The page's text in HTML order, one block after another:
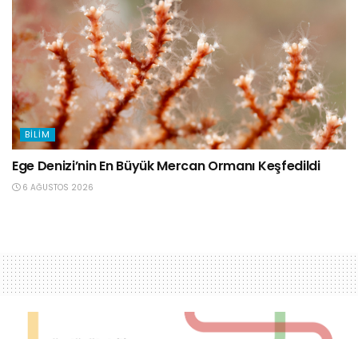
BILIM
Ege Denizi’nin En Büyük Mercan Ormanı Keşfedildi
6 AĞUSTOS 2026